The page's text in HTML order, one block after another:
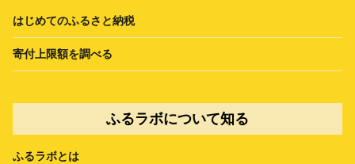
はじめてのふるさと納税
寄付上限額を調べる
ふるラボについて知る
ふるラボとは